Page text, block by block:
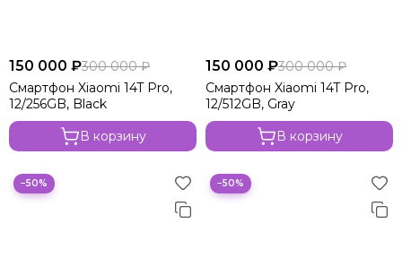
150 000 ₽300 000 ₽
Смартфон Xiaomi 14T Pro,
12/256GB, Black
В корзину
150 000 ₽300 000 ₽
Смартфон Xiaomi 14T Pro,
12/512GB, Gray
В корзину
−50% −50%